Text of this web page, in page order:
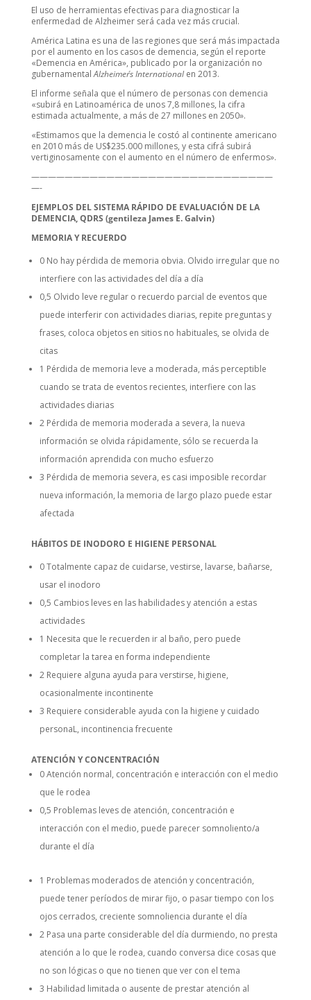
El uso de herramientas efectivas para diagnosticar la
enfermedad de Alzheimer será cada vez más crucial.
América Latina es una de las regiones que será más impactada
por el aumento en los casos de demencia, según el reporte
«Demencia en América», publicado por la organización no
gubernamentalAlzheimer´s Internationalen 2013.
El informe señala que el número de personas con demencia
«subirá en Latinoamérica de unos 7,8 millones, la cifra
estimada actualmente, a más de 27 millones en 2050».
«Estimamos que la demencia le costó al continente americano
en 2010 más de US$235.000 millones, y esta cifrá subirá
vertiginosamente con el aumento en el número de enfermos».
—————————————————————————————
—-
EJEMPLOS DEL SISTEMA RÁPIDO DE EVALUACIÓN DE LA
DEMENCIA, QDRS (gentileza James E. Galvin)
MEMORIA Y RECUERDO
0 No hay pérdida de memoria obvia. Olvido irregular que no
interfiere con las actividades del día a día
0,5 Olvido leve regular o recuerdo parcial de eventos que
puede interferir con actividades diarias, repite preguntas y
frases, coloca objetos en sitios no habituales, se olvida de
citas
1 Pérdida de memoria leve a moderada, más perceptible
cuando se trata de eventos recientes, interfiere con las
actividades diarias
2 Pérdida de memoria moderada a severa, la nueva
información se olvida rápidamente, sólo se recuerda la
información aprendida con mucho esfuerzo
3 Pérdida de memoria severa, es casi imposible recordar
nueva información, la memoria de largo plazo puede estar
afectada
HÁBITOS DE INODORO E HIGIENE PERSONAL
0 Totalmente capaz de cuidarse, vestirse, lavarse, bañarse,
usar el inodoro
0,5 Cambios leves en las habilidades y atención a estas
actividades
1 Necesita que le recuerden ir al baño, pero puede
completar la tarea en forma independiente
2 Requiere alguna ayuda para verstirse, higiene,
ocasionalmente incontinente
3 Requiere considerable ayuda con la higiene y cuidado
personaL, incontinencia frecuente
ATENCIÓN Y CONCENTRACIÓN
0 Atención normal, concentración e interacción con el medio
que le rodea
0,5 Problemas leves de atención, concentración e
interacción con el medio, puede parecer somnoliento/a
durante el día
1 Problemas moderados de atención y concentración,
puede tener períodos de mirar fijo, o pasar tiempo con los
ojos cerrados, creciente somnoliencia durante el día
2 Pasa una parte considerable del día durmiendo, no presta
atención a lo que le rodea, cuando conversa dice cosas que
no son lógicas o que no tienen que ver con el tema
3 Habilidad limitada o ausente de prestar atención al